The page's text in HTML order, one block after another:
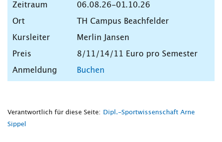
06.08.26-01.10.26
TH Campus Beachfelder
Merlin Jansen
8/11/14/11 Euro pro Semester
Buchen
Verantwortlich für diese Seite:
Dipl.-Sportwissenschaft Arne
Sippel